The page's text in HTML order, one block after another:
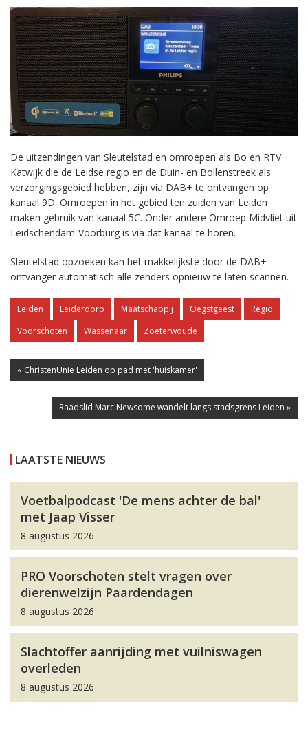
De uitzendingen van Sleutelstad en omroepen als Bo en RTV
Katwijk die de Leidse regio en de Duin- en Bollenstreek als
verzorgingsgebied hebben, zijn via DAB+ te ontvangen op
kanaal 9D. Omroepen in het gebied ten zuiden van Leiden
maken gebruik van kanaal 5C. Onder andere Omroep Midvliet uit
Leidschendam-Voorburg is via dat kanaal te horen.
Sleutelstad opzoeken kan het makkelijkste door de DAB+
ontvanger automatisch alle zenders opnieuw te laten scannen.
Leiden Leiderdorp Maatschappij Oegstgeest
Regio
Voorschoten
Wassenaar Zoeterwoude
« ChristenUnie Leiden op pad met 'huiskamer'
Raadslid Marc Newsome wandelt langs stadsgrens Leiden »
LAATSTE NIEUWS
Voetbalpodcast 'De mens achter de bal'
met Jaap Visser
8 augustus 2026
PRO Voorschoten stelt vragen over
dierenwelzijn Paardendagen
8 augustus 2026
Slachtoffer aanrijding met vuilniswagen
overleden
8 augustus 2026